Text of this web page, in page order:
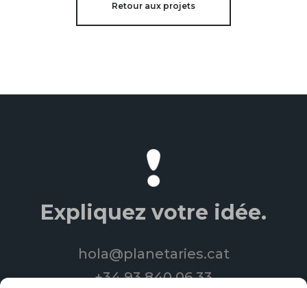
Retour aux projets
Expliquez votre idée.
hola@planetaries.cat
+34 93 840 06 33